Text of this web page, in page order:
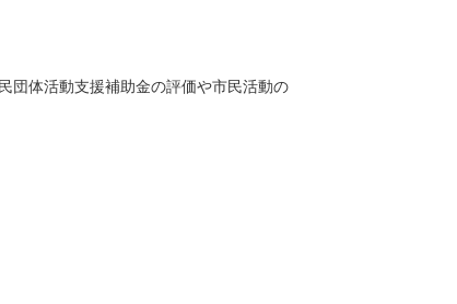
団体活動支援補助金の評価や市民活動の